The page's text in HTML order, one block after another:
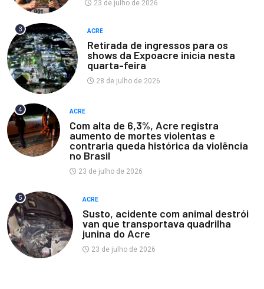
23 de julho de 2026
3 ACRE
Retirada de ingressos para os
shows da Expoacre inicia nesta
quarta-feira
28 de julho de 2026
4 ACRE
Com alta de 6,3%, Acre registra
aumento de mortes violentas e
contraria queda histórica da violência
no Brasil
23 de julho de 2026
5 ACRE
Susto, acidente com animal destrói
van que transportava quadrilha
junina do Acre
23 de julho de 2026